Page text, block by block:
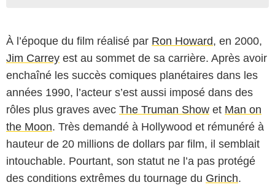
À l’époque du film réalisé par Ron Howard, en 2000,
Jim Carrey est au sommet de sa carrière. Après avoir
enchaîné les succès comiques planétaires dans les
années 1990, l’acteur s’est aussi imposé dans des
rôles plus graves avec The Truman Show et Man on
the Moon. Très demandé à Hollywood et rémunéré à
hauteur de 20 millions de dollars par film, il semblait
intouchable. Pourtant, son statut ne l’a pas protégé
des conditions extrêmes du tournage du Grinch.